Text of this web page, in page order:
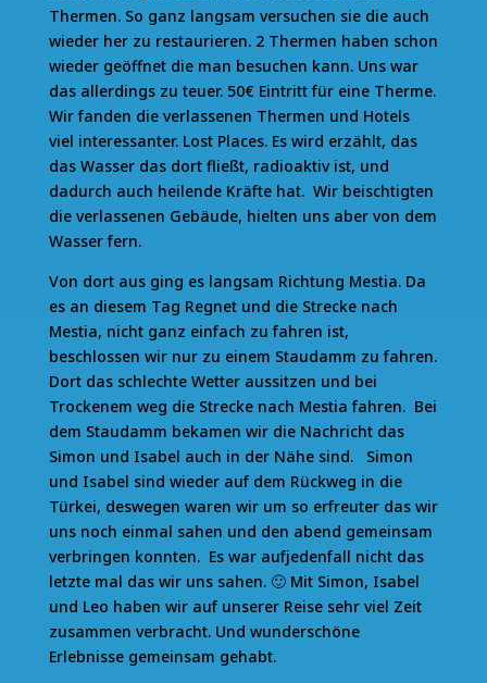
Thermen. So ganz langsam versuchen sie die auch
wieder her zu restaurieren. 2 Thermen haben schon
wieder geöffnet die man besuchen kann. Uns war
das allerdings zu teuer. 50€ Eintritt für eine Therme.
Wir fanden die verlassenen Thermen und Hotels
viel interessanter. Lost Places. Es wird erzählt, das
das Wasser das dort fließt, radioaktiv ist, und
dadurch auch heilende Kräfte hat. Wir beischtigten
die verlassenen Gebäude, hielten uns aber von dem
Wasser fern.
Von dort aus ging es langsam Richtung Mestia. Da
es an diesem Tag Regnet und die Strecke nach
Mestia, nicht ganz einfach zu fahren ist,
beschlossen wir nur zu einem Staudamm zu fahren.
Dort das schlechte Wetter aussitzen und bei
Trockenem weg die Strecke nach Mestia fahren. Bei
dem Staudamm bekamen wir die Nachricht das
Simon und Isabel auch in der Nähe sind. Simon
und Isabel sind wieder auf dem Rückweg in die
Türkei, deswegen waren wir um so erfreuter das wir
uns noch einmal sahen und den abend gemeinsam
verbringen konnten. Es war aufjedenfall nicht das
letzte mal das wir uns sahen. 🙂 Mit Simon, Isabel
und Leo haben wir auf unserer Reise sehr viel Zeit
zusammen verbracht. Und wunderschöne
Erlebnisse gemeinsam gehabt.